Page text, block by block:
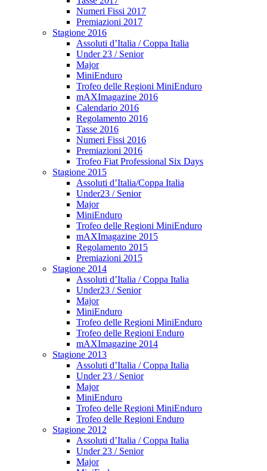
Numeri Fissi 2017
Premiazioni 2017
Stagione 2016
Assoluti d’Italia / Coppa Italia
Under 23 / Senior
Major
MiniEnduro
Trofeo delle Regioni MiniEnduro
mAXImagazine 2016
Calendario 2016
Regolamento 2016
Tasse 2016
Numeri Fissi 2016
Premiazioni 2016
Trofeo Fiat Professional Six Days
Stagione 2015
Assoluti d’Italia/Coppa Italia
Under23 / Senior
Major
MiniEnduro
Trofeo delle Regioni MiniEnduro
mAXImagazine 2015
Regolamento 2015
Premiazioni 2015
Stagione 2014
Assoluti d’Italia / Coppa Italia
Under23 / Senior
Major
MiniEnduro
Trofeo delle Regioni MiniEnduro
Trofeo delle Regioni Enduro
mAXImagazine 2014
Stagione 2013
Assoluti d’Italia / Coppa Italia
Under 23 / Senior
Major
MiniEnduro
Trofeo delle Regioni MiniEnduro
Trofeo delle Regioni Enduro
Stagione 2012
Assoluti d’Italia / Coppa Italia
Under 23 / Senior
Major